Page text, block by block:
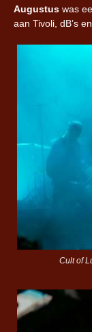
Augustus was
aan Tivoli, dB’s
Cult of